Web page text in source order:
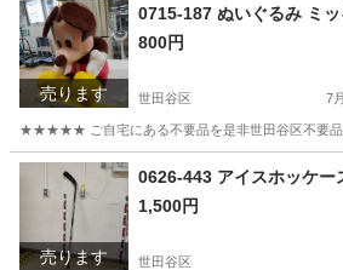
売ります
0715-187 ぬいぐるみ ミ
800円
世田谷区 7
★★★★★ ご自宅にある不要品を是非世田谷区不要品
東京 世田谷区 ミッキー
売ります
0626-443 アイスホッケー
1,500円
世田谷区